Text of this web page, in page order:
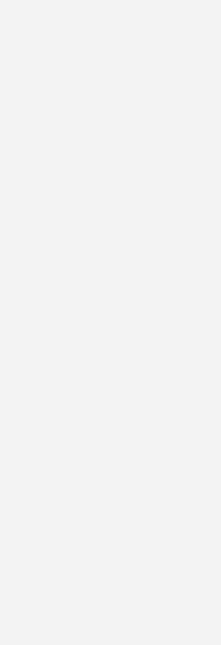
Turbo bei der
Bis 2030 sollen
Projekte angestoßen
ein geothermisches
zu erschließen und die
dieser Quelle damit zu
und
steht uns ganzjährig
krisensicher
richtig, die Nutzung der
Wir haben daher
Maßnahmen entwickelt,
stellen wollen, um
an den Start zu
und